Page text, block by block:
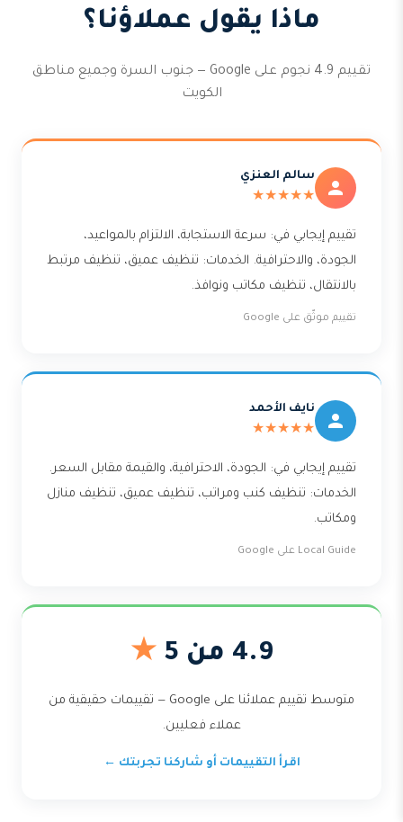
ماذا يقول عملاؤنا؟
تقييم 4.9 نجوم على Google — جنوب السرة وجميع مناطق
الكويت
سالم العنزي
★★★★★
تقييم إيجابي في: سرعة الاستجابة، الالتزام بالمواعيد،
الجودة، والاحترافية. الخدمات: تنظيف عميق، تنظيف مرتبط
بالانتقال، تنظيف مكاتب ونوافذ.
تقييم موثّق على Google
نايف الأحمد
★★★★★
تقييم إيجابي في: الجودة، الاحترافية، والقيمة مقابل السعر.
الخدمات: تنظيف كنب ومراتب، تنظيف عميق، تنظيف منازل
ومكاتب.
Local Guide على Google
4.9 من 5 ★
متوسط تقييم عملائنا على Google — تقييمات حقيقية من
عملاء فعليين.
اقرأ التقييمات أو شاركنا تجربتك ←